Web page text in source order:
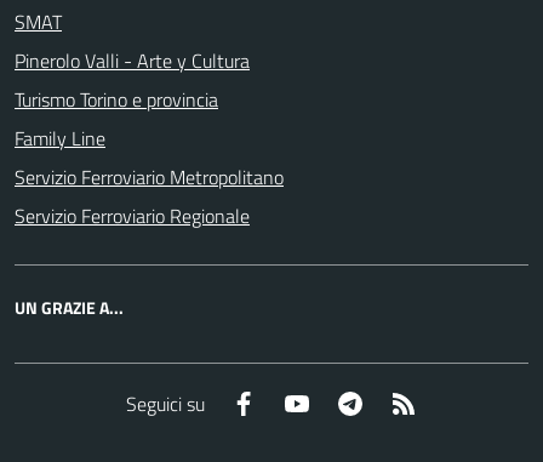
SMAT
Pinerolo Valli - Arte y Cultura
Turismo Torino e provincia
Family Line
Servizio Ferroviario Metropolitano
Servizio Ferroviario Regionale
UN GRAZIE A...
Seguici su Facebook YouTube Telegram